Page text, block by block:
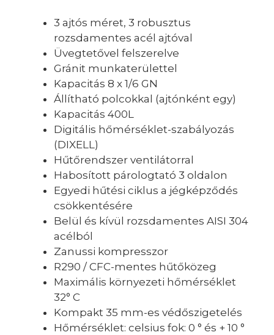
3 ajtós méret, 3 robusztus
rozsdamentes acél ajtóval
Üvegtetővel felszerelve
Gránit munkaterülettel
Kapacitás 8 x 1/6 GN
Állítható polcokkal (ajtónként egy)
Kapacitás 400L
Digitális hőmérséklet-szabályozás
(DIXELL)
Hűtőrendszer ventilátorral
Habosított párologtató 3 oldalon
Egyedi hűtési ciklus a jégképződés
csökkentésére
Belül és kívül rozsdamentes AISI 304
acélból
Zanussi kompresszor
R290 / CFC-mentes hűtőközeg
Maximális környezeti hőmérséklet
32° C
Kompakt 35 mm-es védőszigetelés
Hőmérséklet: celsius fok: 0 ° és + 10 °